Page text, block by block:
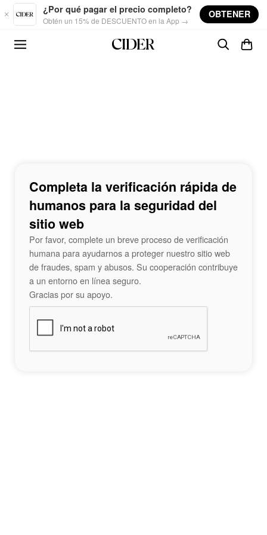
Skip to main content
¿Por qué pagar el precio completo?
Obtén un 15% de DESCUENTO en la App →
OBTENER
Completa la verificación rápida de
humanos para la seguridad del
sitio web
Por favor, complete un breve proceso de verificación
humana para ayudarnos a proteger nuestro sitio web
de fraudes, spam y abusos. Su cooperación contribuye
a un entorno en línea seguro.
Gracias por su apoyo.